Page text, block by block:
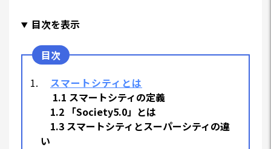
目次を表示
スマートシティとは
1.1 スマートシティの定義
1.2 「Society5.0」とは
1.3 スマートシティとスーパーシティの違
い